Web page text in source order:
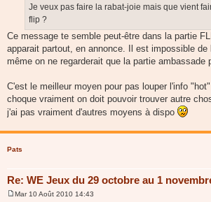
Je veux pas faire la rabat-joie mais que vient
flip ?
Ce message te semble peut-être dans la partie
apparait partout, en annonce. Il est impossible de
même on ne regarderait que la partie ambassade
C'est le meilleur moyen pour pas louper l'info
choque vraiment on doit pouvoir trouver autre
j'ai pas vraiment d'autres moyens à dispo
Pats
Re: WE Jeux du 29 octobre au 1
Mar 10 Août 2010 14:43